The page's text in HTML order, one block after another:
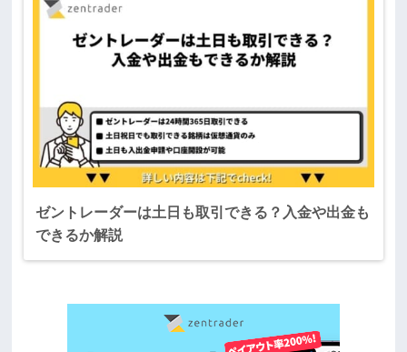
ゼントレーダーは土日も取引できる？入金や出金も
できるか解説